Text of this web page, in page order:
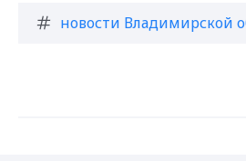
новости Владимирской